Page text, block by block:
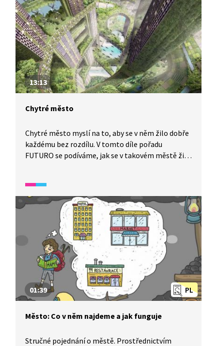
13:13
Chytré město
Chytré město myslí na to, aby se v něm žilo dobře
každému bez rozdílu. V tomto díle pořadu
FUTURO se podíváme, jak se v takovém městě žije
mohou moderní technologie chytrému městu
pomoci? Víte, jak možná bude vypadat město
za 50 let? A jakou roli v něm bude hrát příroda?
PL
01:39
Město: Co v něm najdeme a jak funguje
Stručné pojednání o městě. Prostřednictvím